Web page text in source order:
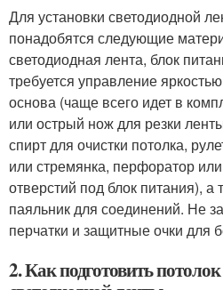
Для установки светодиодной
понадобятся следующие
светодиодная лента, блок
требуется управление
основа (чаще всего идет в
или острый нож для резки
спирт для очистки потолка,
или стремянка, перфоратор
отверстий под блок питания), а
паяльник для соединений. Не
перчатки и защитные очки для
2. Как подготовить